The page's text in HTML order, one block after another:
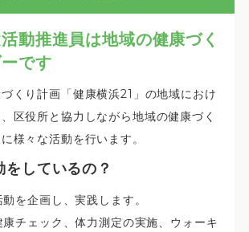
動推進員は地域の健康づく
です
くり計画「健康横浜21」の地域におけ
区役所と協力しながら地域の健康づく
様々な活動を行います。
をしているの？
を企画し、実践します。
康チェック、体力測定の実施、ウォーキ